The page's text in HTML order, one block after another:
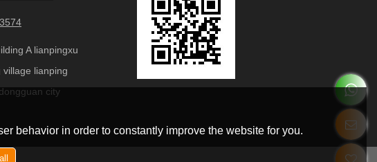
A lianpingxu
lianping
city
behavior in order to constantly improve the website for you.